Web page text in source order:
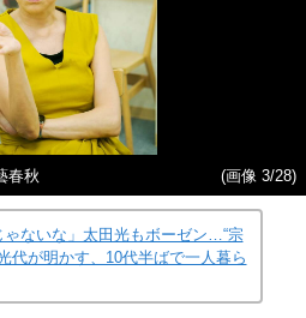
春秋 (画像 3/28)
ゃないな」太田光もボーゼン…“宗
代が明かす、10代半ばで一人暮ら